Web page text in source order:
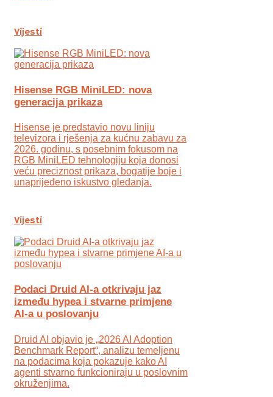
Vijesti
Hisense RGB MiniLED: nova
generacija prikaza
Hisense je predstavio novu liniju
televizora i rješenja za kućnu zabavu za
2026. godinu, s posebnim fokusom na
RGB MiniLED tehnologiju koja donosi
veću preciznost prikaza, bogatije boje i
unaprijeđeno iskustvo gledanja.
Vijesti
Podaci Druid AI-a otkrivaju jaz
između hypea i stvarne primjene
AI-a u poslovanju
Druid AI objavio je „2026 AI Adoption
Benchmark Report“, analizu temeljenu
na podacima koja pokazuje kako AI
agenti stvarno funkcioniraju u poslovnim
okruženjima.